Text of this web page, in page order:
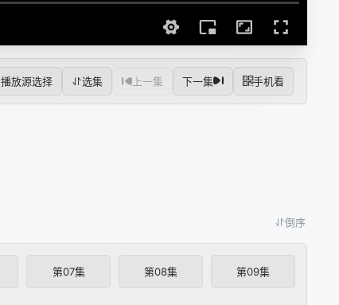
播放源选择 选集 上一集 下一集 手机看
倒序
第07集 第08集 第09集